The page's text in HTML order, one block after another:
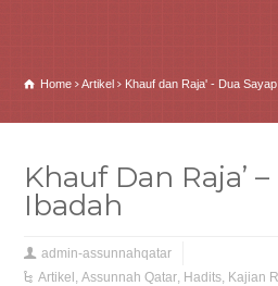
Home Artikel Khauf dan Raja' - Dua
Khauf Dan Raja’
Ibadah
admin-assunnahqatar
Artikel ,Assunnah Qatar Hadits Kajian